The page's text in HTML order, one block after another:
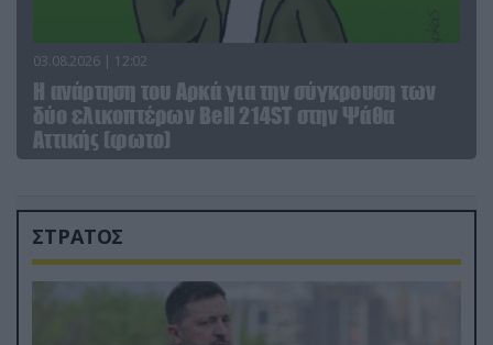
03.08.2026 | 12:02
Η ανάρτηση του Αρκά για την σύγκρουση των
δύο ελικοπτέρων Bell 214ST στην Ψάθα
Αττικής (φωτο)
ΣΤΡΑΤΟΣ